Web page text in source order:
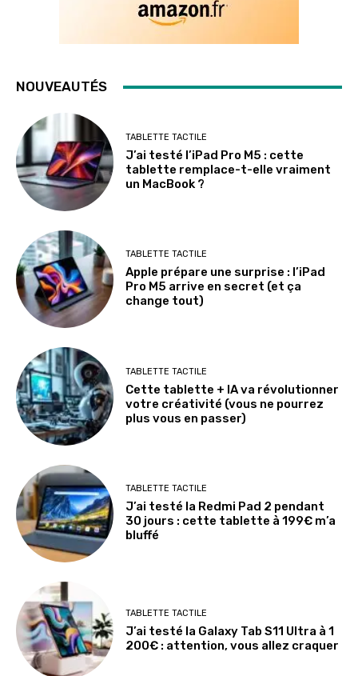
NOUVEAUTÉS
TABLETTE TACTILE
J’ai testé l’iPad Pro M5 : cette
tablette remplace-t-elle vraiment
un MacBook ?
TABLETTE TACTILE
Apple prépare une surprise : l’iPad
Pro M5 arrive en secret (et ça
change tout)
TABLETTE TACTILE
Cette tablette + IA va révolutionner
votre créativité (vous ne pourrez
plus vous en passer)
TABLETTE TACTILE
J’ai testé la Redmi Pad 2 pendant
30 jours : cette tablette à 199€ m’a
bluffé
TABLETTE TACTILE
J’ai testé la Galaxy Tab S11 Ultra à 1
200€ : attention, vous allez craquer